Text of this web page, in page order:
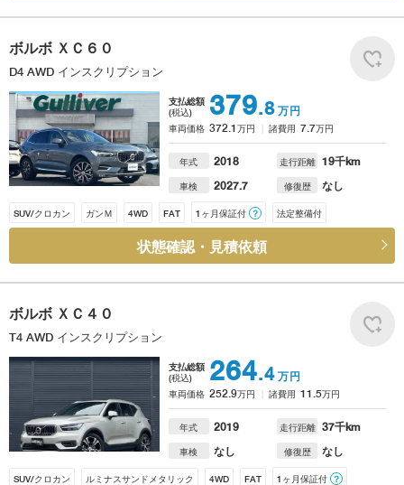
ボルボ ＸＣ６０
D4 AWD インスクリプション
支払総額
(税込)
379.8 万円
車両価格 372.1万円 諸費用 7.7万円
年式 2018 走行距離 19千km
車検 2027.7 修復歴 なし
SUV/クロカン ガンＭ 4WD FAT 1ヶ月保証付 ？ 法定整備付
状態確認・見積依頼
ボルボ ＸＣ４０
T4 AWD インスクリプション
支払総額
(税込)
264.4 万円
車両価格 252.9万円 諸費用 11.5万円
年式 2019 走行距離 37千km
車検 なし 修復歴 なし
SUV/クロカン ルミナスサンドメタリック 4WD FAT 1ヶ月保証付 ？